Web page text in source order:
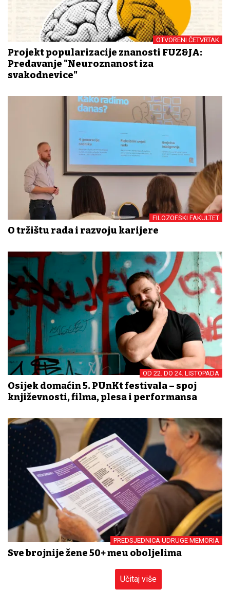
OTVORENI ČETVRTAK
Projekt popularizacije znanosti FUZ&JA:
Predavanje "Neuroznanost iza
svakodnevice"
FILOZOFSKI FAKULTET
O tržištu rada i razvoju karijere
OD 22. DO 24. LISTOPADA
Osijek domaćin 5. PUnKt festivala – spoj
književnosti, filma, plesa i performansa
PREDSJEDNICA UDRUGE MEMORIA
Sve brojnije žene 50+ među oboljelima
Učitaj više